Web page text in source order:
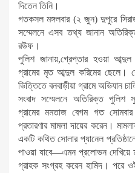
দিতেন তিনি।
গতকসল মঙ্গলবার (২ জুন) দুপুরে
সম্মেলনে এসব তথ্য জানান
রউফ।
পুলিশ জানায়,গ্রেপ্তার হওয়া আব্দুল
গ্রামের মৃত আব্দুল করিমের ছেলে।
ভিত্তিতে বনবাড়ীয়া গ্রামে অভিযান
সংবাদ সম্মেলনে অতিরিক্ত পুলিশ
গ্রামের মমতাজ বেগম গত সোমবার
প্রতারণার মামলা দায়ের করেন।
একটি কথিত সোলার প্যানেল
পাওয়া যাবে—এমন প্রলোভন দেখিয়ে
গ্রাহক সংগ্রহ করেন হামিদ। পরে